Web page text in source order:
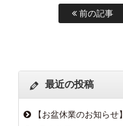
前の記事
最近の投稿
【お盆休業のお知らせ】